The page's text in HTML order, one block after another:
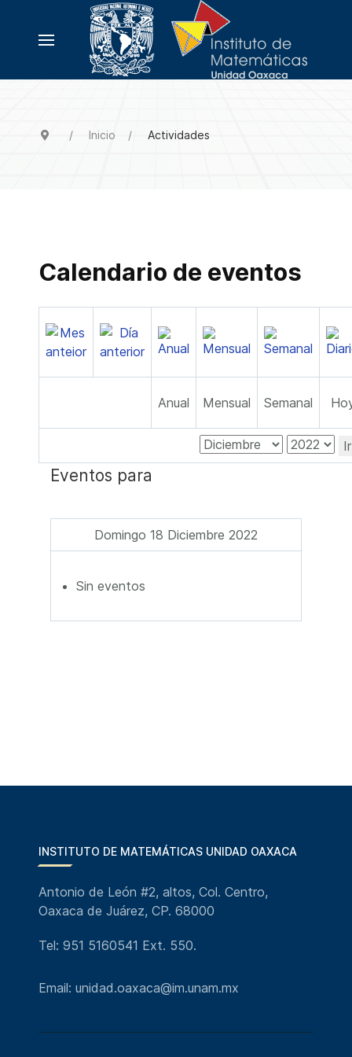
Inicio Actividades
Calendario de eventos
Anual Mensual Semanal
Eventos para
Domingo 18 Diciembre 2022
Sin eventos
INSTITUTO DE MATEMÁTICAS UNIDAD OAXACA
Antonio de León #2, altos, Col. Centro,
Oaxaca de Juárez, CP. 68000
Tel: 951 5160541 Ext. 550.
Email: unidad.oaxaca@im.unam.mx